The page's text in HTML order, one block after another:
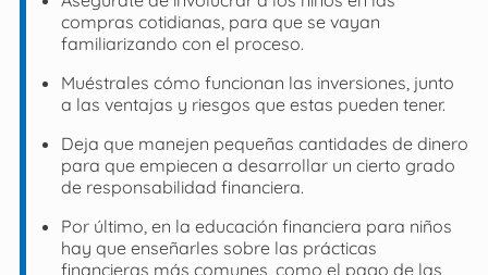
compras cotidianas, para que se vayan
familiarizando con el proceso.
Muéstrales cómo funcionan las inversiones, junto
a las ventajas y riesgos que estas pueden tener.
Deja que manejen pequeñas cantidades de dinero
para que empiecen a desarrollar un cierto grado
de responsabilidad financiera.
Por último, en la educación financiera para niños
hay que enseñarles sobre las prácticas
financieras más comunes, como el pago de las